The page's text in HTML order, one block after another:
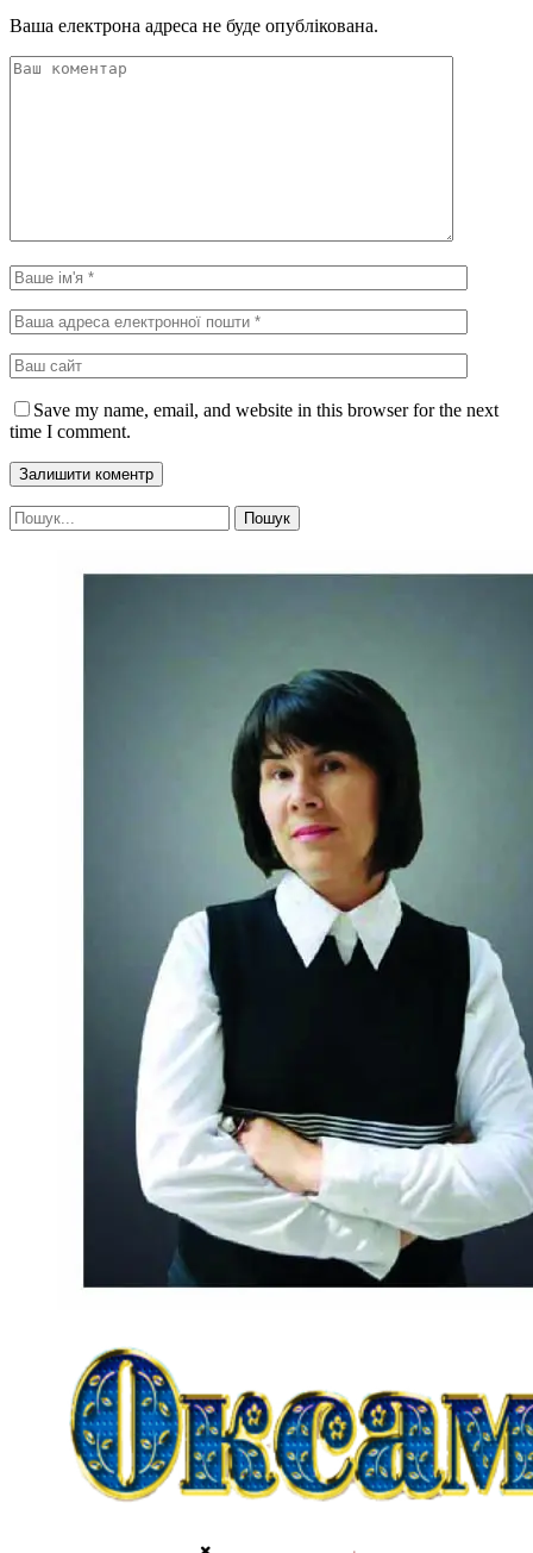
Ваша електрона адреса не буде опублікована.
Save my name, email, and website in this browser for the next
time I comment.